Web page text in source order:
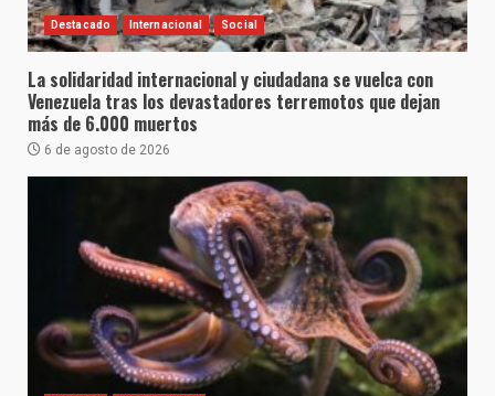
Destacado Internacional Social
La solidaridad internacional y ciudadana se vuelca con
Venezuela tras los devastadores terremotos que dejan
más de 6.000 muertos
6 de agosto de 2026